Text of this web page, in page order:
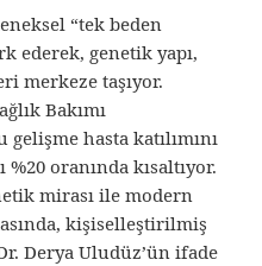
“tek beden
ederek, genetik yapı,
merkeze taşıyor.
Bakımı
hasta katılımını
oranında kısaltıyor.
mirası ile modern
kişiselleştirilmiş
Derya Uludüz’ün ifade